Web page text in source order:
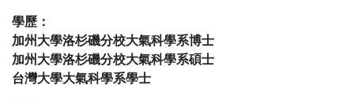
學歷：
加州大學洛杉磯分校大氣科學系博士
加州大學洛杉磯分校大氣科學系碩士
台灣大學大氣科學系學士